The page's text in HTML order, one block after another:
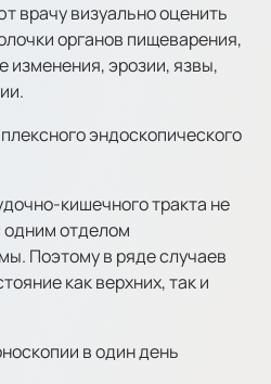
врачу визуально оценить
органов пищеварения,
изменения, эрозии, язвы,
эндоскопического
кишечного тракта не
одним отделом
Поэтому в ряде случаев
как верхних, так и
в один день